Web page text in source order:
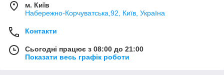
м. Київ
Набережно-Корчуватська,92, Київ, Україна
Контакти
Сьогодні працює з 08:00 до 21:00
Показати весь графік роботи